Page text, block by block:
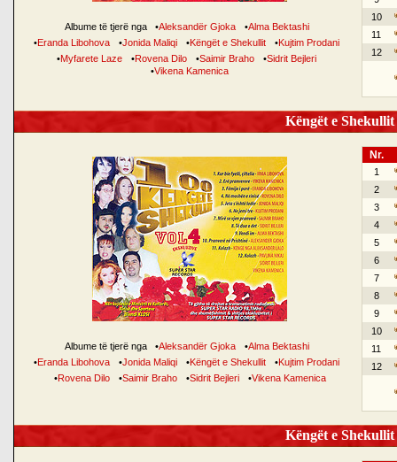
Albume të tjerë nga •Aleksandër Gjoka •Alma Bektashi
•Eranda Libohova •Jonida Maliqi •Këngët e Shekullit •Kujtim Prodani
•Myfarete Laze •Rovena Dilo •Saimir Braho •Sidrit Bejleri
•Vikena Kamenica
10
11
12
Këngët e
Albume të tjerë nga •Aleksandër Gjoka •Alma Bektashi
•Eranda Libohova •Jonida Maliqi •Këngët e Shekullit •Kujtim Prodani
•Rovena Dilo •Saimir Braho •Sidrit Bejleri •Vikena Kamenica
Nr.
1
2
3
4
5
6
7
8
9
10
11
12
Këngët e